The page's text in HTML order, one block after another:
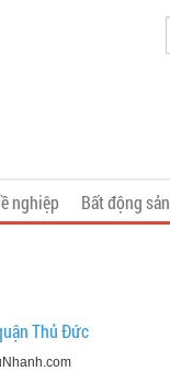
nghiệp Bất động sản
Thủ Đức